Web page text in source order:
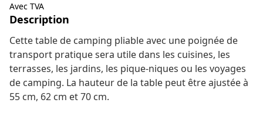
Avec TVA
Description
Cette table de camping pliable avec une poignée de
transport pratique sera utile dans les cuisines, les
terrasses, les jardins, les pique-niques ou les voyages
de camping. La hauteur de la table peut être ajustée à
55 cm, 62 cm et 70 cm.